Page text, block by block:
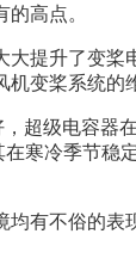
高点。
提升了变桨
变桨系统的
超级电容器
寒冷季节稳
有不俗的表